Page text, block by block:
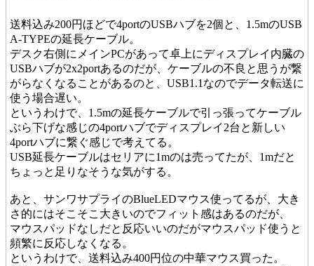
送料込み200円ほどで4portのUSBハブを2個と、1.5mのUSB
A-TYPEの延長ケーブル。
デスク右側にメインPCがあって卓上にディスプレイ内臓の
USBハブが2x2portあるのだが、ケーブルの不良と思うが繋
がらなくなることがあるのと、USB1.1なのでデータ転送に
使う場合遅い。
というわけで、1.5mの延長ケーブルで引っ張ってケーブル
ぶら下げな感じの4portハブでディスプレイ2台と新しい
4portハブに繋ぐ感じで考えてる。
USB延長ケーブルはセリアに1mのは売ってたが、1mだと
ちょっと足りなそうな気がする。
あと、サンワサプライのBlueLEDマウス使ってるが、大き
さ的にはそこそこ大きいのでフィット感はあるのだが、
マウスパッドなしだと反応いいのだがマウスパッド使うと
頻繁に反応しなくなる。
というわけで、送料込み400円位の中華マウス買った。